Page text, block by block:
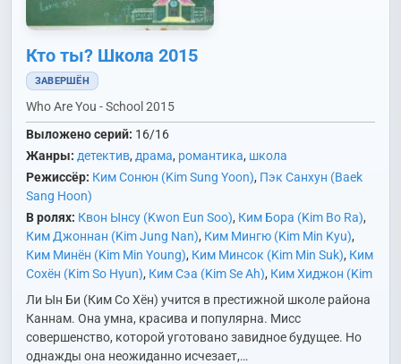
Кто ты? Школа 2015
ЗАВЕРШЁН
Who Are You - School 2015
Выложено серий: 16/16
Жанры: детектив, драма, романтика, школа
Режиссёр: Ким Сонюн (Kim Sung Yoon), Пэк Санхун (Baek
Sang Hoon)
В ролях: Квон Ынсу (Kwon Eun Soo), Ким Бора (Kim Bo Ra),
Ким Джоннан (Kim Jung Nan), Ким Мингю (Kim Min Kyu),
Ким Минён (Kim Min Young), Ким Минсок (Kim Min Suk), Ким
Сохён (Kim So Hyun), Ким Сэа (Kim Se Ah), Ким Хиджон (Kim
Hee Jung)
,Ли Джингвон (Lee Jin Kwon)
Ли Джонын (Lee
Jeong Eun)
Ли Джэин (Lee Jae In) Ли Дэвид (Lee David)
Дэён (Lee Dae Yeon)
,Ли Канмин (Lee Kang Min)
Ли Пильмо
(Lee Pil Mo)
Ли Сивон (Lee Si Won)
Ли Сынхо (Lee Seung
Ли Ын Би (Ким Со Хён) учится в престижной школе района
Каннам. Она умна, красива и популярна. Мисс
совершенство, которой уготовано завидное будущее. Но
однажды она неожиданно исчезает,…